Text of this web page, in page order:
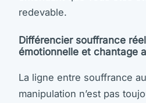
redevable.
Différencier souffrance
émotionnelle et chantage
La ligne entre souffrance
manipulation n’est pas